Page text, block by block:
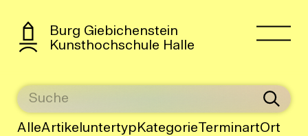
Burg Giebichenstein
Kunsthochschule Halle
AlleArtikeluntertyp KategorieTerminartOrt